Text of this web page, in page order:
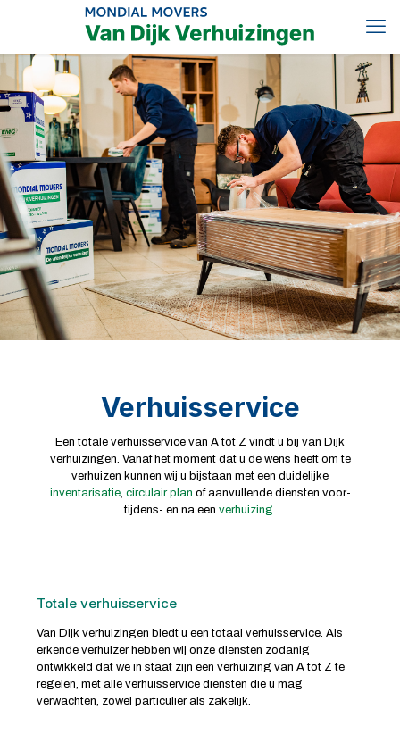
Verhuisservice
Een totale verhuisservice van A tot Z vindt u bij van Dijk
verhuizingen. Vanaf het moment dat u de wens heeft om te
verhuizen kunnen wij u bijstaan met een duidelijke
inventarisatie, circulair plan of aanvullende diensten voor-
tijdens- en na een verhuizing.
Totale verhuisservice
Van Dijk verhuizingen biedt u een totaal verhuisservice. Als
erkende verhuizer hebben wij onze diensten zodanig
ontwikkeld dat we in staat zijn een verhuizing van A tot Z te
regelen, met alle verhuisservice diensten die u mag
verwachten, zowel particulier als zakelijk.